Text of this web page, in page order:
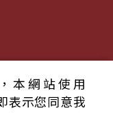
版權所有
本網站使用
表示您同意我